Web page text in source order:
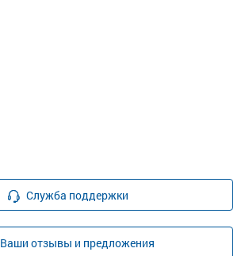
Служба поддержки
Ваши отзывы и предложения